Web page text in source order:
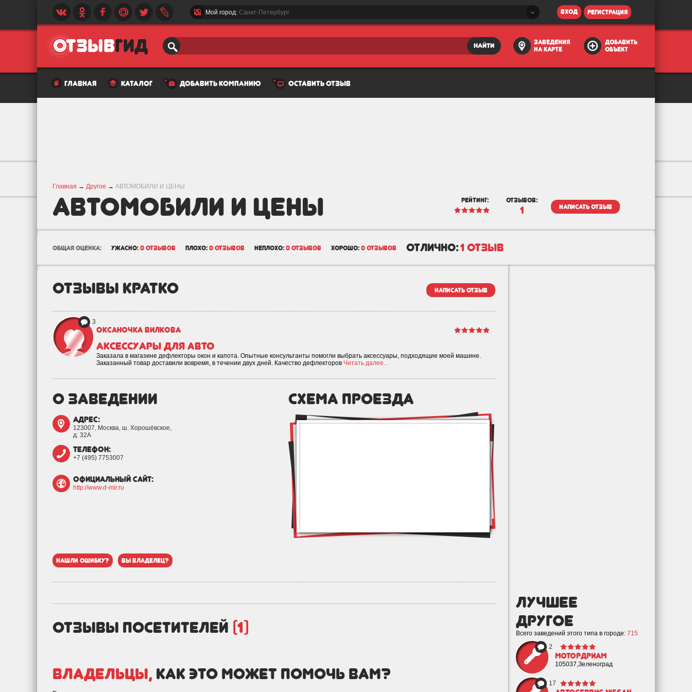
Мой город: Санкт-Петербург вход регистрация
найти
заведения
на карте
добавить
объект
главная каталог добавить компанию оставить отзыв
Главная → Другое → АВТОМОБИЛИ И ЦЕНЫ
АВТОМОБИЛИ И ЦЕНЫ рейтинг: отзывов:
1 написать отзыв
общая оценка: ужасно: 0 отзывов плохо: 0 отзывов неплохо: 0 отзывов хорошо: 0 отзывов отлично:1 отзыв
лучшее
Другое
Всего заведений этого типа в городе: 715
2
Мотордриам
105037,Зеленоград
17
отзывы кратко написать отзыв
3
Оксаночка Вилкова
аксессуары для авто
Заказала в магазине дефлекторы окон и капота. Опытные консультанты помогли выбрать аксессуары, подходящие моей машине.
Заказанный товар доставили вовремя, в течении двух дней. Качество дефлекторов Читать далее...
о заведении
адрес:
123007, Москва, ш. Хорошёвское,
д. 32А
телефон:
+7 (495) 7753007
официальный сайт:
http://www.d-mir.ru
схема проезда
нашли ошибку? вы владелец?
отзывы посетителей (1)
Владельцы, как это может помочь вам?